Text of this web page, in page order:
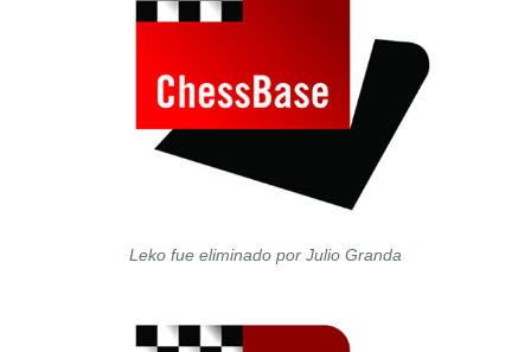
Leko fue eliminado por Julio Granda